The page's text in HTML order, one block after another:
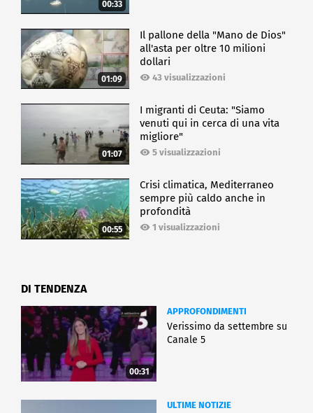
00:33
01:09
Il pallone della "Mano de Dios"
all'asta per oltre 10 milioni
dollari
43 visualizzazioni
01:07
I migranti di Ceuta: "Siamo
venuti qui in cerca di una vita
migliore"
5 visualizzazioni
00:55
Crisi climatica, Mediterraneo
sempre più caldo anche in
profondità
1 visualizzazioni
DI TENDENZA
00:31
APPROFONDIMENTI
Verissimo da settembre su
Canale 5
ULTIME NOTIZIE